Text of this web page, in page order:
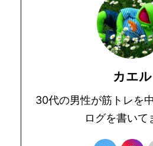
カエル
30代の男性が筋トレを
ログを書いて